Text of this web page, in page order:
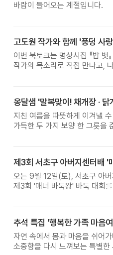
바람이 들어오는 계절입니다.
고도원 작가와 함께 '풍덩 사
이번 북토크는 명상시집 『밥 벗
작가의 목소리로 직접 만나고,
옹달샘 '말복맞이! 채개장 · 닭
지친 여름을 따뜻하게 이겨낼
가득한 두 가지 보양 한 그릇을
오는 9월 12일(토), 서초구 아버
제3회 '매너 바둑왕' 바둑 대회
추석 특집 '행복한 가족 마음
자연 속에서 몸과 마음을 쉬어가
소중함을 다시 느껴보는 특별한